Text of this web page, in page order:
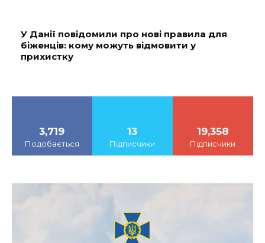
У Данії повідомили про нові правила для
біженців: кому можуть відмовити у
прихистку
3,719
Подобається
13
Підписчики
19,358
Підписчики